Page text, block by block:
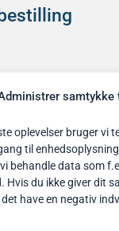
samtykke
oplevelser bruger vi
til
behandle data som
Hvis du ikke giver dit
have en negativ